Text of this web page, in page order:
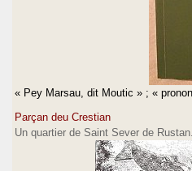
« Pey Marsau, dit Moutic » ; «
Parçan deu Crestian
Un quartier de Saint Sever de Rustan.